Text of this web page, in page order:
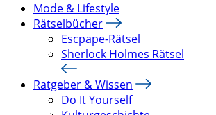
Mode & Lifestyle
Rätselbücher
Escpape-Rätsel
Sherlock Holmes Rätsel
Ratgeber & Wissen
Do It Yourself